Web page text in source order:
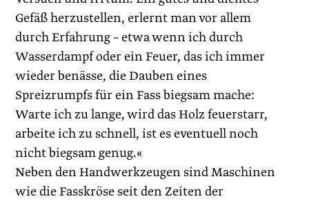
Gefäß herzustellen, erlernt man vor allem
durch Erfahrung – etwa wenn ich durch
Wasserdampf oder ein Feuer, das ich immer
wieder benässe, die Dauben eines
Spreizrumpfs für ein Fass biegsam mache:
Warte ich zu lange, wird das Holz feuerstarr,
arbeite ich zu schnell, ist es eventuell noch
nicht biegsam genug.«
Neben den Handwerkzeugen sind Maschinen
wie die Fasskröse seit den Zeiten der